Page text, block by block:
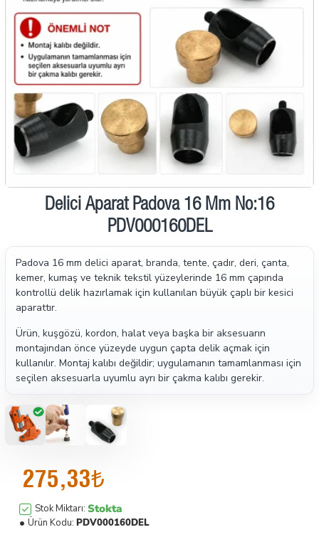
Delici Aparat Padova 16 Mm No:16
PDV000160DEL
Padova 16 mm delici aparat, branda, tente, çadır, deri, çanta,
kemer, kumaş ve teknik tekstil yüzeylerinde 16 mm çapında
kontrollü delik hazırlamak için kullanılan büyük çaplı bir kesici
aparattır.
Ürün, kuşgözü, kordon, halat veya başka bir aksesuarın
montajından önce yüzeyde uygun çapta delik açmak için
kullanılır. Montaj kalıbı değildir; uygulamanın tamamlanması için
seçilen aksesuarla uyumlu ayrı bir çakma kalıbı gerekir.
275,33₺
Stok Miktarı: Stokta
Ürün Kodu: PDV000160DEL